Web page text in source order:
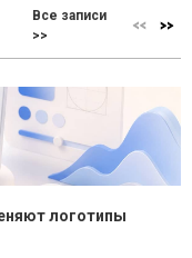
Все записи
>>
логотипы